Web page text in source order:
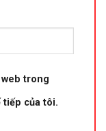
trong
của tôi.